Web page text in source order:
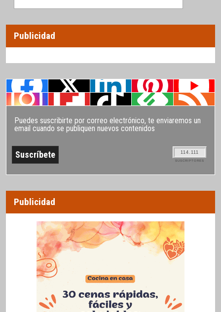
Publicidad
Puedes suscribirte por correo electrónico, te enviaremos un
email cuando se publiquen nuevos contenidos
114.111
SUSCRIPTORES
Publicidad